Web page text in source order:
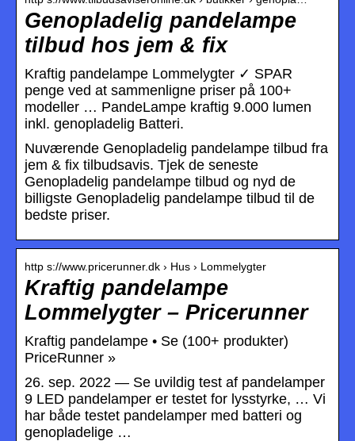
Genopladelig pandelampe
tilbud hos jem & fix
Kraftig pandelampe Lommelygter ✓ SPAR
penge ved at sammenligne priser på 100+
modeller … PandeLampe kraftig 9.000 lumen
inkl. genopladelig Batteri.
Nuværende Genopladelig pandelampe tilbud fra
jem & fix tilbudsavis. Tjek de seneste
Genopladelig pandelampe tilbud og nyd de
billigste Genopladelig pandelampe tilbud til de
bedste priser.
http s://www.pricerunner.dk › Hus › Lommelygter
Kraftig pandelampe
Lommelygter – Pricerunner
Kraftig pandelampe • Se (100+ produkter)
PriceRunner »
26. sep. 2022 — Se uvildig test af pandelamper
9 LED pandelamper er testet for lysstyrke, … Vi
har både testet pandelamper med batteri og
genopladelige …